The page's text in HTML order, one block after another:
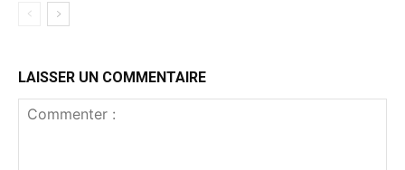
LAISSER UN COMMENTAIRE